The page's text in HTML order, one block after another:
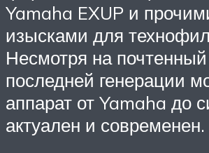
Yamaha EXUP и
изысками для
Несмотря на почтенный
последней генерации
аппарат от Yamaha до
актуален и современен.